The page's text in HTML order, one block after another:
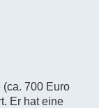
(ca. 700 Euro
Er hat eine